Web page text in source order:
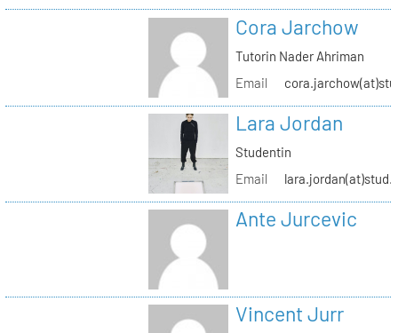
Cora Jarchow
Tutorin Nader Ahriman
Email
Lara Jordan
Studentin
Email
Ante Jurcevic
Vincent Jurr